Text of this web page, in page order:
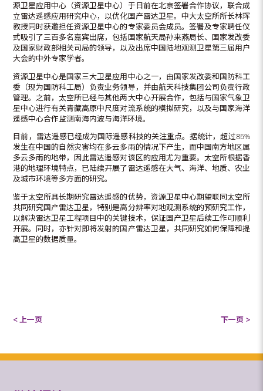
源卫星应用中心（资源卫星中心）于日前在北京签署合作协议，联合成
立雷达遥感应用研究中心，以优化国产雷达卫星。中大太空所所长林珲
教授同时获邀担任资源卫星中心的专家委员会成员。签署及专家聘任仪
式吸引了三百多名嘉宾出席，包括国家航天局孙来燕局长、国家发改委
及国家财政部相关司局的领导，以及出席中国陆地观测卫星第三届用户
大会的中外专家学者。
资源卫星中心是国家三大卫星应用中心之一，由国家发改委和国防科工
委（现为国防科工局）负责业务领导，并由航天科技集团公司负责行政
管理。之前，太空所已经与其他两大中心开展合作，包括与国家气象卫
星中心进行有关青藏高原中尺度对流系统的模拟研究，以及与国家海洋
遥感中心合作监测南海内波与海洋环境。
目前，雷达遥感已经成为国际遥感科技的关注重点。据统计，超过85%
发生在中国的自然灾害均在多云多雨的情况下产生，而中国南方地区属
多云多雨的地带，因此雷达遥感对该区的应用尤为重要。太空所根据香
港的地理环境特点，已陆续开展了雷达遥感在大气、海洋、地质、农业
及城市环境等多方面的研究。
鉴于太空所具长期研究雷达遥感的优势，资源卫星中心期望联同太空所
共同研究国产雷达卫星，特别是高分辨率对地观测系统的预研究工作，
以解决雷达卫星工程项目中的关键技术，保证国产卫星后续工作可顺利
开展。同时，亦针对即将发射的国产雷达卫星，共同研究如何保障和提
高卫星的数据质量。
< 上一页 下一页 >